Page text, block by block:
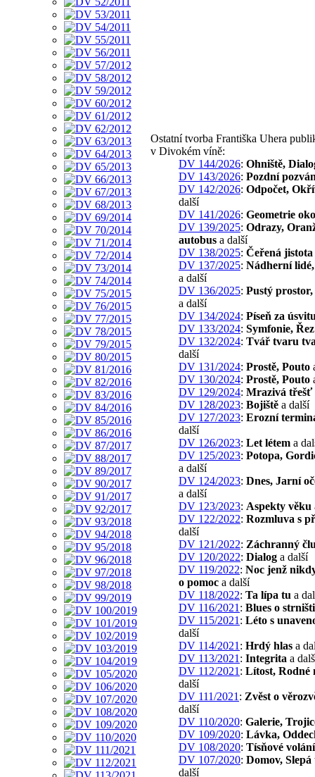
Ostatní tvorba Františka Uhera
v Divokém víně:
DV 144/2026: Ohniště,
DV 143/2026: Pozdní
DV 142/2026: Odpočet,
další
DV 141/2026: Geometrie
DV 139/2025: Odrazy,
autobus a další
DV 138/2025: Čeřená jistota
DV 137/2025: Nádherní
a další
DV 136/2025: Pustý
a další
DV 134/2024: Píseň za
DV 133/2024: Symfonie, Řez
DV 132/2024: Tvář tvaru
další
DV 131/2024: Prostě, Pouto
DV 130/2024: Prostě, Pouto
DV 129/2024: Mrazivá třešť
DV 128/2023: Bojiště a další
DV 127/2023: Erozní
další
DV 126/2023: Let létem a
DV 125/2023: Potopa,
a další
DV 124/2023: Dnes, Jarní
a další
DV 123/2023: Aspekty věku
DV 122/2022: Rozmluva s
další
DV 121/2022: Záchranný
DV 120/2022: Dialog a další
DV 119/2022: Noc jenž
o pomoc a další
DV 118/2022: Ta lípa tu a
DV 116/2021 : Blues o strništi
DV 115/2021 : Léto s
další
DV 114/2021 : Hrdý hlas a
DV 113/2021 : Integrita a
DV 112/2021 : Lítost, Rodné
další
DV 111/2021 : Zvěst o
další
DV 110/2020: Galerie,
DV 109/2020: Lávka,
DV 108/2020: Tísňové volání
DV 107/2020: Domov,
další